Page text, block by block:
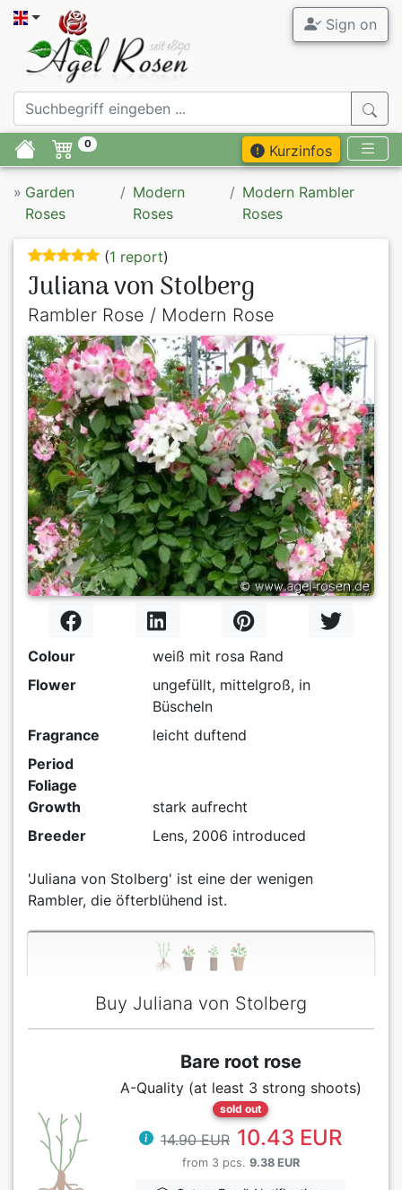
Sign on
0 Kurzinfos
» Garden
Roses
Modern
Roses
Modern Rambler
Roses
(1 report)
Juliana von Stolberg
Rambler Rose / Modern Rose
Colour
weiß mit rosa Rand
Flower
ungefüllt, mittelgroß, in
Büscheln
Fragrance
leicht duftend
Period
Foliage
Growth
stark aufrecht
Breeder
Lens, 2006 introduced
'Juliana von Stolberg' ist eine der wenigen
Rambler, die öfterblühend ist.
Buy Juliana von Stolberg
Bare root rose
A-Quality (at least 3 strong shoots)
sold out
14.90 EUR 10.43 EUR
from 3 pcs. 9.38 EUR